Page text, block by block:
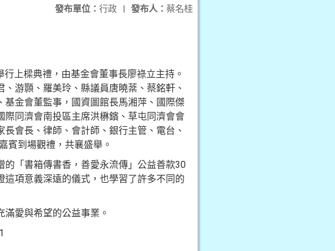
發布人： 蔡名桂
發布單位： 行政 |
上樑典禮，由基金會董事長廖祿立主持。
游顥、羅美玲、縣議員唐曉棻、蔡銘軒、
金會董監事，國資圖館長馬湘萍、國際傑
同濟會南投區主席洪楙鑌、草屯同濟會會
會長、律師、會計師、銀行主管、電台、
賓到場觀禮，共襄盛舉。
「書箱傳書香，善愛永流傳」公益善款30
項意義深遠的儀式，也學習了許多不同的
滿愛與希望的公益事業。